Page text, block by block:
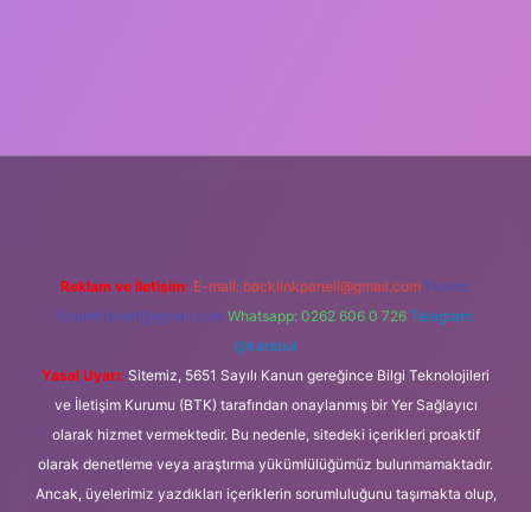
Reklam ve İletişim: E-mail: backlinkpaneli@gmail.com Teams:
forumhizmeti@gmail.com Whatsapp: 0262 606 0 726 Telegram:
@karabul
Yasal Uyarı: Sitemiz, 5651 Sayılı Kanun gereğince Bilgi Teknolojileri
ve İletişim Kurumu (BTK) tarafından onaylanmış bir Yer Sağlayıcı
olarak hizmet vermektedir. Bu nedenle, sitedeki içerikleri proaktif
olarak denetleme veya araştırma yükümlülüğümüz bulunmamaktadır.
Ancak, üyelerimiz yazdıkları içeriklerin sorumluluğunu taşımakta olup,